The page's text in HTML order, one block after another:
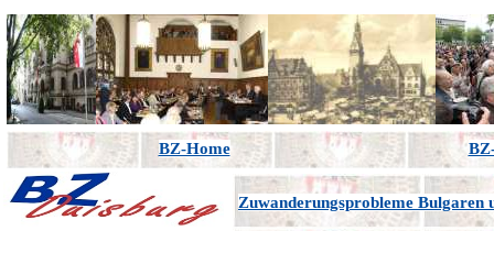
BZ-Home
Zuwanderungsprobleme Bulgaren